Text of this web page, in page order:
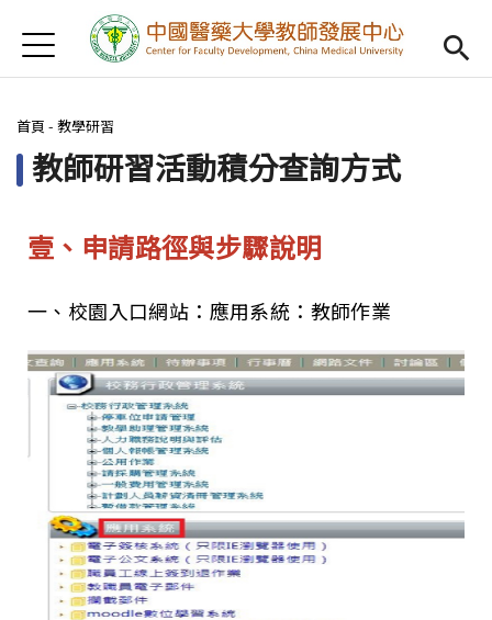
首頁
Open
認識我們
教學研習
Open
新進教師
傑出教授
Open
借用項目
AI專區
Jump to Navigation
Jump to Main content
您在這裡
首頁 - 教學研習
教師研習活動積分查詢方式
壹、申請路徑與步驟說明
一、校園入口網站：應用系統：教師作業